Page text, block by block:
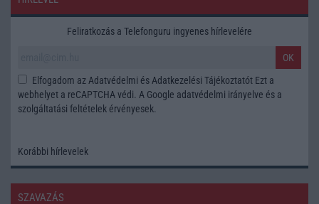
Feliratkozás a Telefonguru ingyenes hírlevelére
OK
Elfogadom az Adatvédelmi és Adatkezelési Tájékoztatót Ezt a
webhelyet a reCAPTCHA védi. A Google adatvédelmi irányelve és a
szolgáltatási feltételek érvényesek.
Korábbi hírlevelek
SZAVAZÁS